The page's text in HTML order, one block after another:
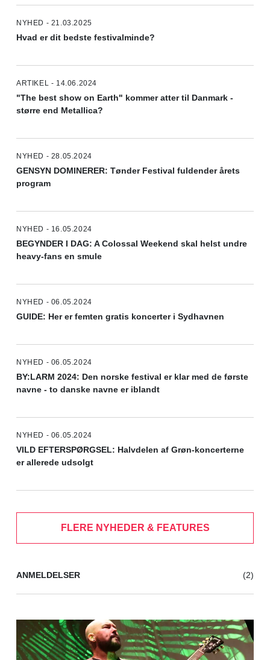
NYHED - 21.03.2025
Hvad er dit bedste festivalminde?
ARTIKEL - 14.06.2024
"The best show on Earth" kommer atter til Danmark -
større end Metallica?
NYHED - 28.05.2024
GENSYN DOMINERER: Tønder Festival fuldender årets
program
NYHED - 16.05.2024
BEGYNDER I DAG: A Colossal Weekend skal helst undre
heavy-fans en smule
NYHED - 06.05.2024
GUIDE: Her er femten gratis koncerter i Sydhavnen
NYHED - 06.05.2024
BY:LARM 2024: Den norske festival er klar med de første
navne - to danske navne er iblandt
NYHED - 06.05.2024
VILD EFTERSPØRGSEL: Halvdelen af Grøn-koncerterne
er allerede udsolgt
FLERE NYHEDER & FEATURES
ANMELDELSER (2)